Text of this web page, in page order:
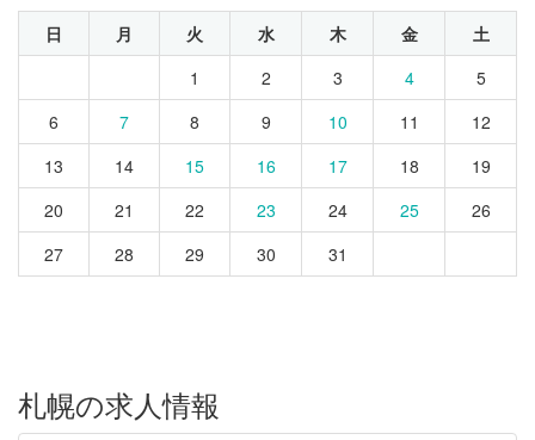
日 月 火 水 木 金
土
1
2 3 4
5
6
7 8 9 10 11
12
13
14 15 16 17 18
19
20
21 22 23 24 25
26
27
28 29 30 31
札幌の求人情報